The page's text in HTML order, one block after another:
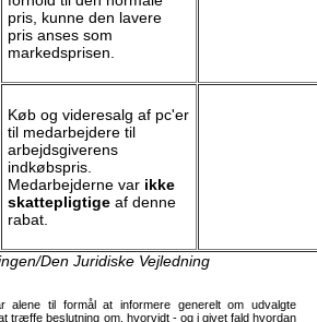
pris, kunne den lavere
pris anses som
markedsprisen.
Køb og videresalg af pc'er
til medarbejdere til
arbejdsgiverens
indkøbspris.
Medarbejderne var ikke
skattepligtigeaf denne
rabat.
Den Juridiske Vejledning
alene til formål at informere generelt om udvalgte
træffe beslutning om, hvorvidt - og i givet fald hvordan